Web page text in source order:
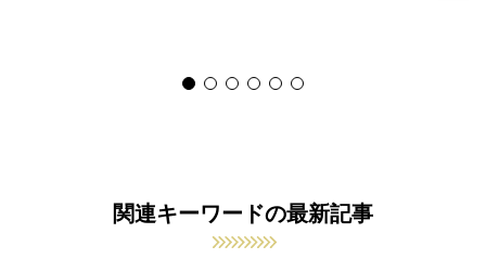
関連キーワードの最新記事